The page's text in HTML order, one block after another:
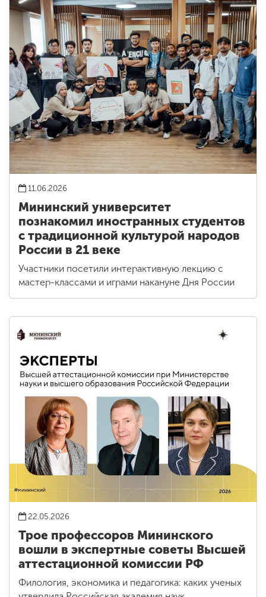
11.06.2026
Мининский университет
познакомил иностранных студентов
с традиционной культурой народов
России в 21 веке
Участники посетили интерактивную лекцию с
мастер-классами и играми накануне Дня России
22.05.2026
Трое профессоров Мининского
вошли в экспертные советы Высшей
аттестационной комиссии РФ
Филология, экономика и педагогика: каких ученых